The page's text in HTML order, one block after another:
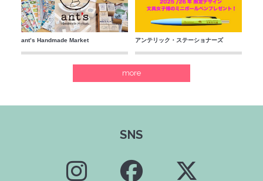
ant’s Handmade Market アンテリック・ステーショナーズ
more
SNS